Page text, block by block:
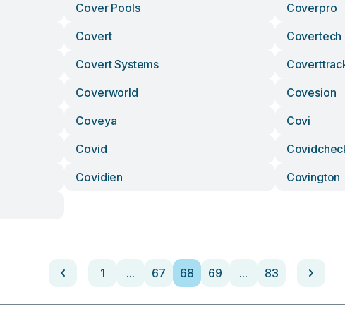
Cover Pools
Coverpro
Covert
Covertech
Covert Systems
Coverworld
Covesion
Coveya
Covi
Covid
Covidien
Covington
1 ... 67 68 69 ... 83